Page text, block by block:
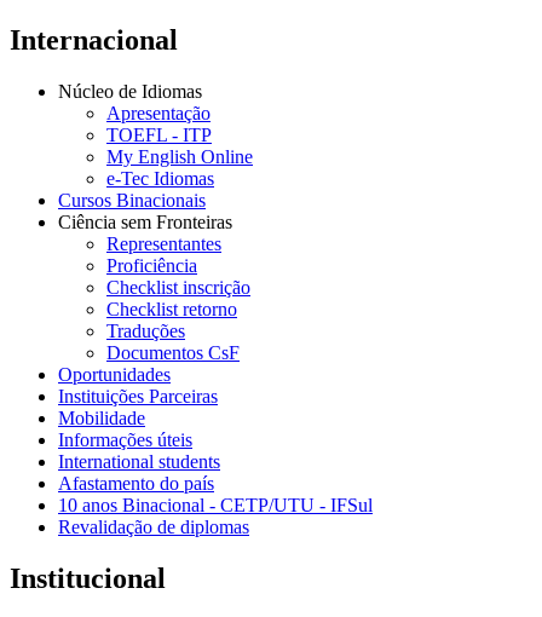
Internacional
Núcleo de Idiomas
Apresentação
TOEFL - ITP
My English Online
e-Tec Idiomas
Cursos Binacionais
Ciência sem Fronteiras
Representantes
Proficiência
Checklist inscrição
Checklist retorno
Traduções
Documentos CsF
Oportunidades
Instituições Parceiras
Mobilidade
Informações úteis
International students
Afastamento do país
10 anos Binacional - CETP/UTU - IFSul
Revalidação de diplomas
Institucional